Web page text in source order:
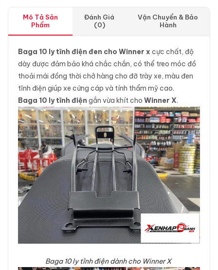
Mô Tả Sản
Phẩm
Đánh Giá
(0)
Vận Chuyển & Bảo
Hành
Baga 10 ly tĩnh điện đen cho Winner x cực chất, độ
dày được đảm bảo khá chắc chắn, có thể treo móc đồ
thoải mái đồng thời chở hàng cho đỡ trày xe, màu đen
tĩnh điện giúp xe cứng cáp và tính thẩm mỹ cao.
Baga 10 ly tĩnh điện gắn vừa khít cho Winner X.
Baga 10 ly tĩnh điện dành cho Winner X